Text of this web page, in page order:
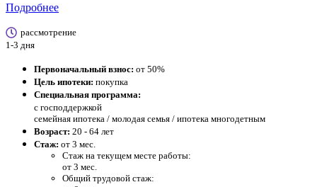
Подробнее
рассмотрение
1-3 дня
Первоначальный взнос: от 50%
Цель ипотеки: покупка
Специальная программа:
с господдержкой
семейная ипотека / молодая семья / ипотека многодетным
Возраст: 20 - 64 лет
Стаж: от 3 мес.
Стаж на текущем месте работы:
от 3 мес.
Общий трудовой стаж: